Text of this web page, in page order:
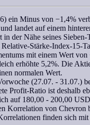
ein Minus von −1,4%
landet auf einem
der Nähe seines
Relative-Stärke-Index-15-
mit einem Wert
erhöhte 5,2%. Die
normalen Wert.
(27.07. - 31.07.)
Profit-Ratio ist deshalb
auf 180,00 - 200,00
Korrelation von Chevron
finden sich mit